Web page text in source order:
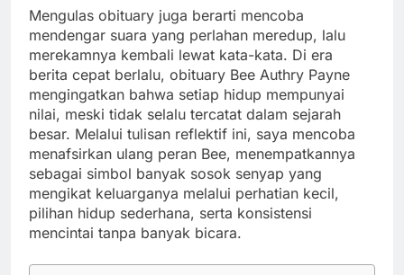
Mengulas obituary juga berarti mencoba
mendengar suara yang perlahan meredup, lalu
merekamnya kembali lewat kata-kata. Di era
berita cepat berlalu, obituary Bee Authry Payne
mengingatkan bahwa setiap hidup mempunyai
nilai, meski tidak selalu tercatat dalam sejarah
besar. Melalui tulisan reflektif ini, saya mencoba
menafsirkan ulang peran Bee, menempatkannya
sebagai simbol banyak sosok senyap yang
mengikat keluarganya melalui perhatian kecil,
pilihan hidup sederhana, serta konsistensi
mencintai tanpa banyak bicara.